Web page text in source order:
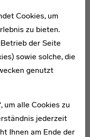
Cookies, um
zu bieten.
der Seite
sowie solche, die
genutzt
um alle Cookies zu
jederzeit
Ihnen am Ende der